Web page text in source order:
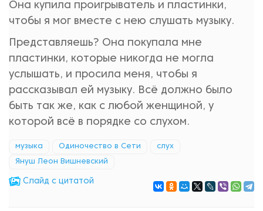
Она купила проигрыватель и пластинки,
чтобы я мог вместе с нею слушать музыку.
Представляешь? Она покупала мне
пластинки, которые никогда не могла
услышать, и просила меня, чтобы я
рассказывал ей музыку. Всё должно было
быть так же, как с любой женщиной, у
которой всё в порядке со слухом.
музыка Одиночество в Сети слух
Януш Леон Вишневский
Cлайд с цитатой